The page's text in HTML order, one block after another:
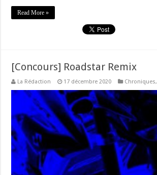
Read More »
[Concours] Roadstar Remix
La Rédaction 17 décembre 2020 Chroniques,